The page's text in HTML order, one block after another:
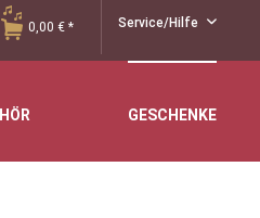
Service/Hilfe
0,00 € *
GESCHENKE